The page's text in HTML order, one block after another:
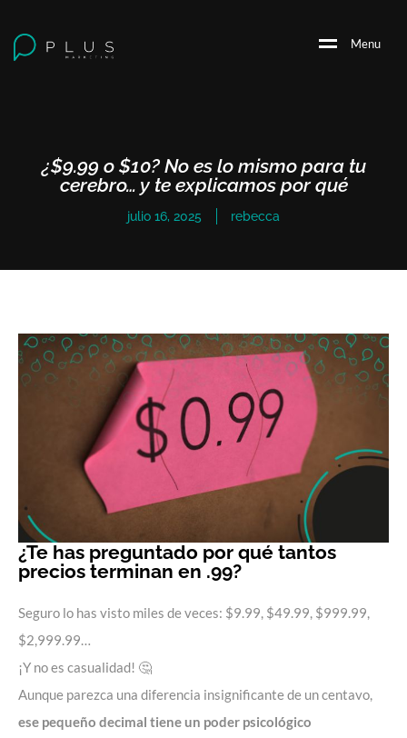
Menu
¿$9.99 o $10? No es lo mismo para tu
cerebro… y te explicamos por qué
julio 16, 2025 rebecca
¿Te has preguntado por qué tantos
precios terminan en .99?
Seguro lo has visto miles de veces: $9.99, $49.99, $999.99,
$2,999.99…
¡Y no es casualidad! 🤔
Aunque parezca una diferencia insignificante de un centavo,
ese pequeño decimal tiene un poder psicológico